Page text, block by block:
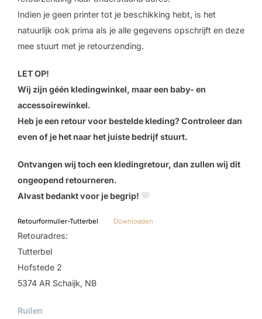
Indien je geen printer tot je beschikking hebt, is het
natuurlijk ook prima als je alle gegevens opschrijft en deze
mee stuurt met je retourzending.
LET OP!
Wij zijn géén kledingwinkel, maar een baby- en
accessoirewinkel.
Heb je een retour voor bestelde kleding? Controleer dan
even of je het naar het juiste bedrijf stuurt.
Ontvangen wij toch een kledingretour, dan zullen wij dit
ongeopend retourneren.
Alvast bedankt voor je begrip!
Retourformulier-Tutterbel Downloaden
Retouradres:
Tutterbel
Hofstede 2
5374 AR Schaijk, NB
Ruilen